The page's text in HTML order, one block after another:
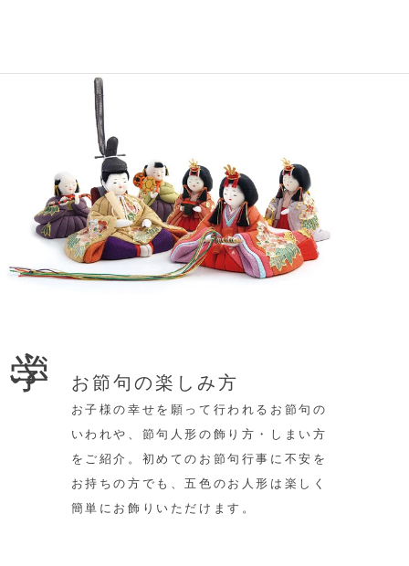
学ぶ
お節句の楽しみ方
お子様の幸せを願って行われるお節句の
いわれや、節句人形の飾り方・しまい方
をご紹介。初めてのお節句行事に不安を
お持ちの方でも、五色のお人形は楽しく
簡単にお飾りいただけます。